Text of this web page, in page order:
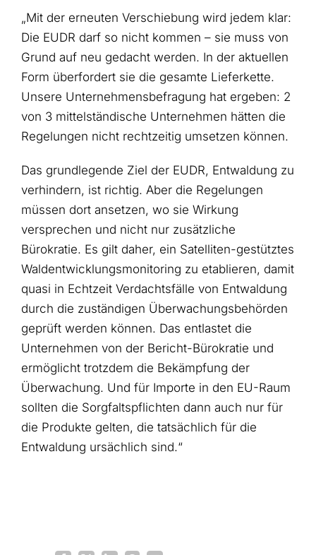
„Mit der erneuten Verschiebung wird jedem klar:
Die EUDR darf so nicht kommen – sie muss von
Grund auf neu gedacht werden. In der aktuellen
Form überfordert sie die gesamte Lieferkette.
Unsere Unternehmensbefragung hat ergeben: 2
von 3 mittelständische Unternehmen hätten die
Regelungen nicht rechtzeitig umsetzen können.
Das grundlegende Ziel der EUDR, Entwaldung zu
verhindern, ist richtig. Aber die Regelungen
müssen dort ansetzen, wo sie Wirkung
versprechen und nicht nur zusätzliche
Bürokratie. Es gilt daher, ein Satelliten-gestütztes
Waldentwicklungsmonitoring zu etablieren, damit
quasi in Echtzeit Verdachtsfälle von Entwaldung
durch die zuständigen Überwachungsbehörden
geprüft werden können. Das entlastet die
Unternehmen von der Bericht-Bürokratie und
ermöglicht trotzdem die Bekämpfung der
Überwachung. Und für Importe in den EU-Raum
sollten die Sorgfaltspflichten dann auch nur für
die Produkte gelten, die tatsächlich für die
Entwaldung ursächlich sind.“